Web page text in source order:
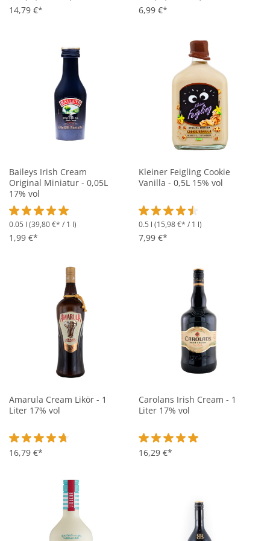
14,79 €* 6,99 €*
Baileys Irish Cream
Original Miniatur - 0,05L
17% vol
Durchschnittliche Bewertung von 5 von 5 Sternen
0.05 l (39,80 €* / 1 l)
1,99 €*
Kleiner Feigling Cookie
Vanilla - 0,5L 15% vol
Durchschnittliche Bewertung
0.5 l (15,98 €* / 1 l)
7,99 €*
Amarula Cream Likör - 1
Liter 17% vol
Durchschnittliche Bewertung von 4.8 von 5 Sternen
16,79 €*
Carolans Irish Cream - 1
Liter 17% vol
Durchschnittliche Bewertung
16,29 €*